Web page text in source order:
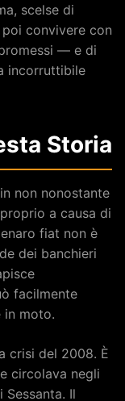
scelse di
convivere con
— e di
incorruttibile
Storia
non nonostante
a causa di
fiat non è
dei banchieri
facilmente
in moto.
crisi del 2008. È
circolava negli
Il